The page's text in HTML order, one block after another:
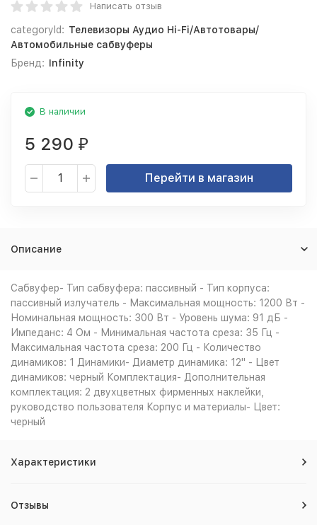
Написать отзыв
categoryId: Телевизоры Аудио Hi-Fi/Автотовары/
Автомобильные сабвуферы
Бренд: Infinity
В наличии
5 290 ₽
Перейти в магазин
Описание
Сабвуфер- Тип сабвуфера: пассивный - Тип корпуса:
пассивный излучатель - Максимальная мощность: 1200 Вт -
Номинальная мощность: 300 Вт - Уровень шума: 91 дБ -
Импеданс: 4 Ом - Минимальная частота среза: 35 Гц -
Максимальная частота среза: 200 Гц - Количество
динамиков: 1 Динамики- Диаметр динамика: 12" - Цвет
динамиков: черный Комплектация- Дополнительная
комплектация: 2 двухцветных фирменных наклейки,
руководство пользователя Корпус и материалы- Цвет:
черный
Характеристики
Отзывы